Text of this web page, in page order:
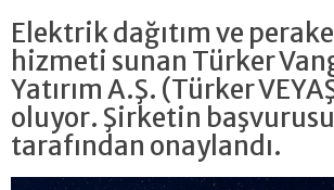
Elektrik dağıtım ve
hizmeti sunan Türker
Yatırım A.Ş. (Türker
oluyor. Şirketin başvurusu
tarafından onaylandı.